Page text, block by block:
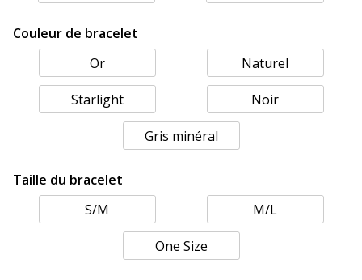
Couleur de bracelet
Or
Naturel
Starlight Noir
Gris minéral
Taille du bracelet
S/M
M/L
One Size